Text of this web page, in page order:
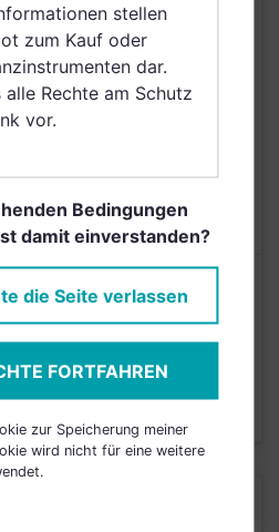
Arabische Emirate,
Singapur,
Griechenland, Brunei
Darussalam, Saudi
Arabien
N/A
laut Anbieter (KID)
stellen
zum Kauf oder
dar.
Rechte am Schutz
vor.
Bedingungen
damit einverstanden?
die Seite verlassen
FORTFAHREN
zur Speicherung meiner
wird nicht für eine weitere